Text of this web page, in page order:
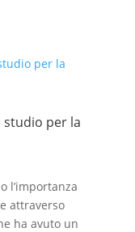
studio per la
l’importanza
attraverso
ha avuto un